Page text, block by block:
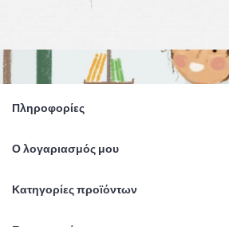
Πληροφορίες
Ο λογαριασμός μου
Κατηγορίες προϊόντων